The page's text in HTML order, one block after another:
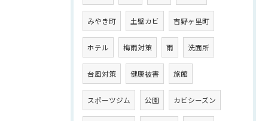
みやき町 土壁カビ 吉野ヶ里町
ホテル 梅雨対策 雨 洗面所
台風対策 健康被害 旅館
スポーツジム 公園 カビシーズン